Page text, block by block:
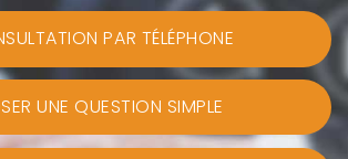
PAR TÉLÉPHONE
UNE QUESTION SIMPLE